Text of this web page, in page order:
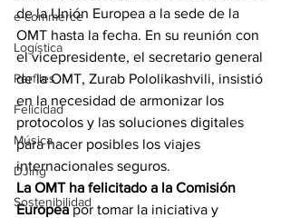
e-commerce
Logística
Perfiles
Felicidad
Música
DJing
Sostenibilidad
de la Unión Europea a la sede de la
OMT hasta la fecha. En su reunión con
el vicepresidente, el secretario general
de la OMT, Zurab Pololikashvili, insistió
en la necesidad de armonizar los
protocolos y las soluciones digitales
para hacer posibles los viajes
internacionales seguros.
La OMT ha felicitado a la Comisión
Europea por tomar la iniciativa y